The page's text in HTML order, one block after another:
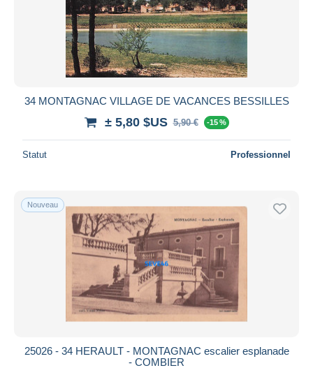
34 MONTAGNAC VILLAGE DE VACANCES BESSILLES
± 5,80 $US 5,90 € -15 %
Statut Professionnel
Nouveau
25026 - 34 HERAULT - MONTAGNAC escalier esplanade
- COMBIER